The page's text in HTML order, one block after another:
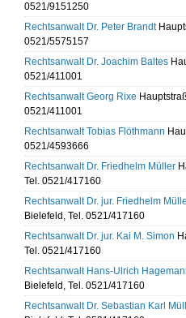
0521/9151250
Rechtsanwalt Dr. Peter Brandt
0521/5575157
Rechtsanwalt Dr. Joachim Baltes
0521/411001
Rechtsanwalt Georg Rixe
0521/411001
Rechtsanwalt Tobias Flöthmann
0521/4593666
Rechtsanwalt Dr. Friedhelm Müller
Tel. 0521/417160
Rechtsanwalt Dr. jur. Friedhelm
Bielefeld, Tel. 0521/417160
Rechtsanwalt Dr. jur. Kai M. Simon
Tel. 0521/417160
Rechtsanwalt Hans-Ulrich
Bielefeld, Tel. 0521/417160
Rechtsanwalt Dr. Sebastian Karl